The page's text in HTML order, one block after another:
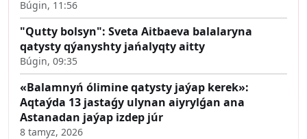
Búgin, 11:56
"Qutty bolsyn": Sveta Aitbaeva balalaryna
qatysty qýanyshty jańalyqty aitty
Búgin, 09:35
«Balamnyń ólimine qatysty jaýap kerek»:
Aqtaýda 13 jastaǵy ulynan aiyrylǵan ana
Astanadan jaýap izdep júr
8 tamyz, 2026